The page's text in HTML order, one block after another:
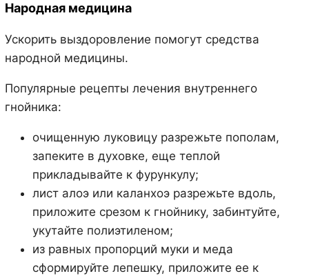
Народная медицина
Ускорить выздоровление помогут средства
народной медицины.
Популярные рецепты лечения внутреннего
гнойника:
очищенную луковицу разрежьте пополам,
запеките в духовке, еще теплой
прикладывайте к фурункулу;
лист алоэ или каланхоэ разрежьте вдоль,
приложите срезом к гнойнику, забинтуйте,
укутайте полиэтиленом;
из равных пропорций муки и меда
сформируйте лепешку, приложите ее к